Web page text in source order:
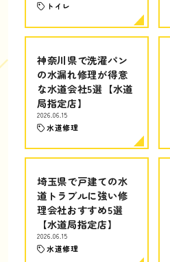
トイレ
神奈川県で洗濯パン
の水漏れ修理が得意
な水道会社5選【水道
局指定店】
2026.06.15
水道修理
埼玉県で戸建ての水
道トラブルに強い修
理会社おすすめ5選
【水道局指定店】
2026.06.15
水道修理